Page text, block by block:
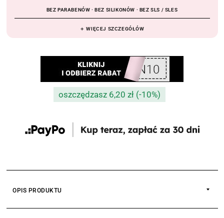
BEZ PARABENÓW · BEZ SILIKONÓW · BEZ SLS / SLES
＋ WIĘCEJ SZCZEGÓŁÓW
oszczędzasz 6,20 zł (-10%)
OPIS PRODUKTU